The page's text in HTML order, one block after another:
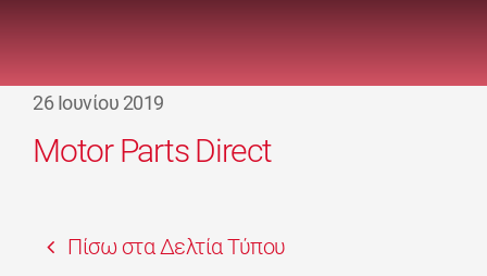
26 Ιουνίου 2019
Motor Parts Direct
Πίσω στα Δελτία Τύπου